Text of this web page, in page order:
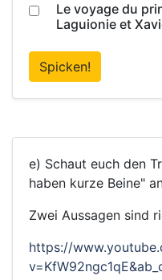
Le voyage du
Laguionie et
Spicken!
e) Schaut euch den
haben kurze Beine"
Zwei Aussagen sind
https://